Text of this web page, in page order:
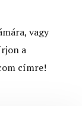
vagy
a
címre!